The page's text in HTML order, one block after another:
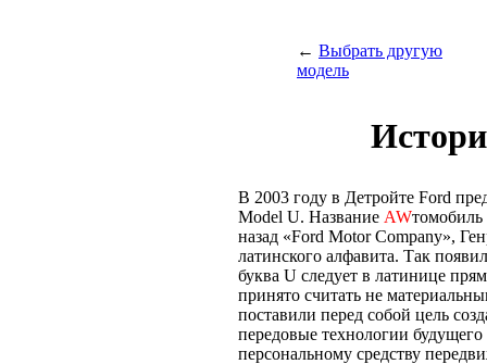
← Выбрать другую
модель
В 2003 году в Детройте Ford
Model U. Название AWтомобиль
назад «Ford Motor Company»,
латинского алфавита. Так
буква U следует в латинице
принято считать не
поставили перед собой цель
передовые технологии
персональному средству